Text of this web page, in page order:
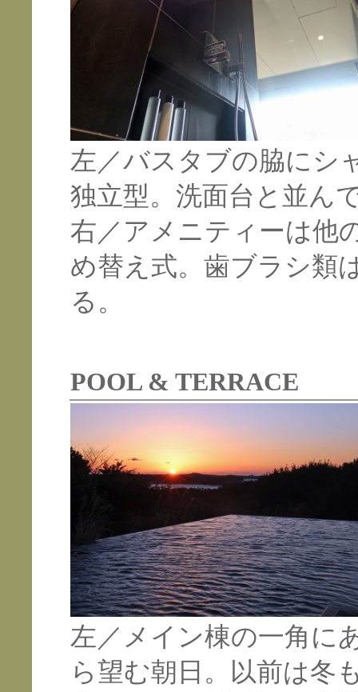
左／バスタブの脇にシ
独立型。洗面台と並ん
右／アメニティーは他
め替え式。歯ブラシ類
る。
POOL & TERRACE
左／メイン棟の一角に
ら望む朝日。以前は冬